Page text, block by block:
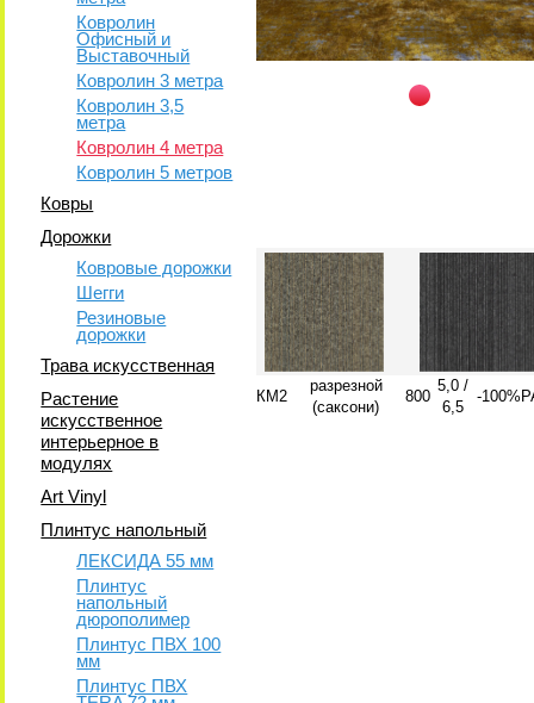
Ковролин
Офисный и
Выставочный
Ковролин 3 метра
Ковролин 3,5
метра
Ковролин 4 метра
Ковролин 5 метров
Ковры
Дорожки
Ковровые дорожки
Шегги
Резиновые
дорожки
Трава искусственная
Растение
искусственное
интерьерное в
модулях
Art Vinyl
Плинтус напольный
ЛЕКСИДА 55 мм
Плинтус
напольный
дюрополимер
Плинтус ПВХ 100
мм
Плинтус ПВХ
КМ2
разрезной
(саксони)
800
5,0 /
6,5
-